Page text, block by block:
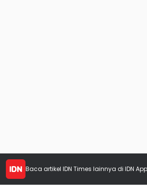
Baca artikel IDN Times lainnya di IDN App